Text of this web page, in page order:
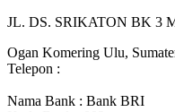
JL. DS. SRIKATON BK 3
Ogan Komering Ulu,
Telepon :
Nama Bank : Bank BRI